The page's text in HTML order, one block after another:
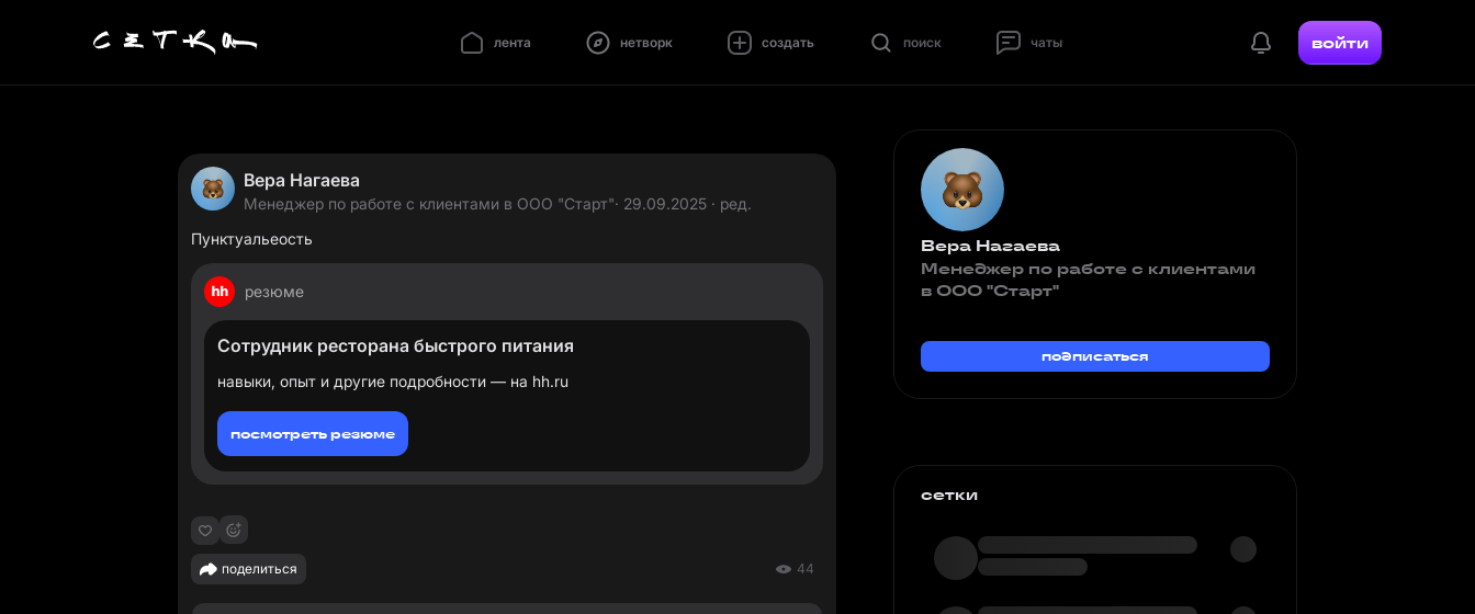
лента нетворк создать поиск чаты войти
Вера Нагаева
Менеджер по работе с клиентами в ООО "Старт"· 29.09.2025 · ред.
Пунктуальеость
резюме
Сотрудник ресторана быстрого питания
навыки, опыт и другие подробности — на hh.ru
посмотреть резюме
поделиться 44
Вера Нагаева
Менеджер по работе с клиентами
в ООО "Старт"
подписаться
сетки